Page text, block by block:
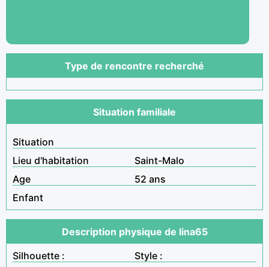
Type de rencontre recherché
Situation familiale
Situation
Lieu d'habitation
Saint-Malo
Age
52 ans
Enfant
Description physique de lina65
Silhouette :
Style :